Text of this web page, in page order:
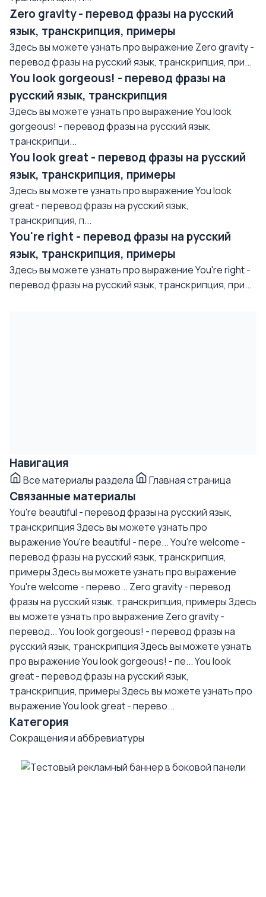
Zero gravity - перевод фразы на русский
язык, транскрипция, примеры
Здесь вы можете узнать про выражение Zero gravity -
перевод фразы на русский язык, транскрипция, при...
You look gorgeous! - перевод фразы на
русский язык, транскрипция
Здесь вы можете узнать про выражение You look
gorgeous! - перевод фразы на русский язык,
транскрипци...
You look great - перевод фразы на русский
язык, транскрипция, примеры
Здесь вы можете узнать про выражение You look
great - перевод фразы на русский язык,
транскрипция, п...
You're right - перевод фразы на русский
язык, транскрипция, примеры
Здесь вы можете узнать про выражение You're right -
перевод фразы на русский язык, транскрипция, при...
Навигация
Все материалы раздела Главная страница
Связанные материалы
You're beautiful - перевод фразы на русский язык,
транскрипцияЗдесь вы можете узнать про
выражение You're beautiful - пере...You're welcome -
перевод фразы на русский язык, транскрипция,
примерыЗдесь вы можете узнать про выражение
You're welcome - перево... Zero gravity - перевод
фразы на русский язык, транскрипция, примерыЗдесь
вы можете узнать про выражение Zero gravity -
перевод...You look gorgeous! - перевод фразы на
русский язык, транскрипцияЗдесь вы можете узнать
про выражение You look gorgeous! - пе...You look
great - перевод фразы на русский язык,
транскрипция, примерыЗдесь вы можете узнать про
выражение You look great - перево...
Категория
Сокращения и аббревиатуры